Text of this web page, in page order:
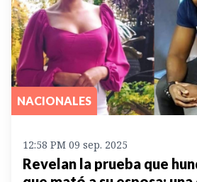
NACIONALES
12:58 PM 09 sep. 2025
Revelan la prueba que